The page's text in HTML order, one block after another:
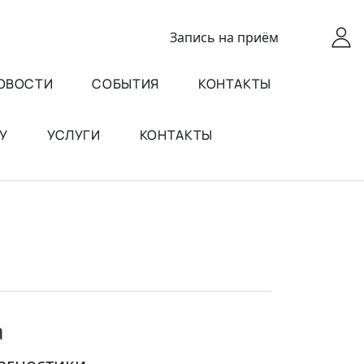
Запись на приём
СОБЫТИЯ КОНТАКТЫ
УСЛУГИ КОНТАКТЫ